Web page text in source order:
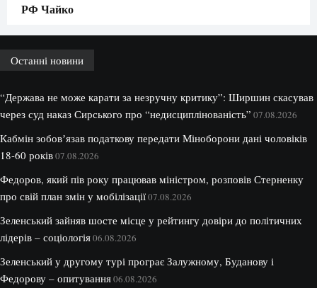
РФ Чайко
Останні новини
“Держава не може карати за незручну критику”: Ширшин скасував
через суд наказ Сирського про “недисциплінованість” 07.08.2026
Кабмін зобовʼязав податкову передати Міноборони дані чоловіків
18-60 років07.08.2026
Федоров, який пів року працював міністром, розповів Стерненку
про свій план змін у мобілізації07.08.2026
Зеленський зайняв шосте місце у рейтингу довіри до політичних
лідерів – соціологія06.08.2026
Зеленський у другому турі програє Залужному, Буданову і
Федорову – опитування06.08.2026